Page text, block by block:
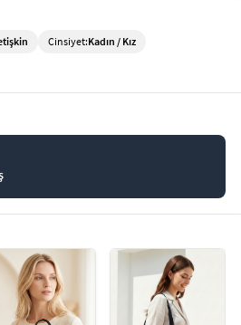
Cinsiyet:Kadın / Kız